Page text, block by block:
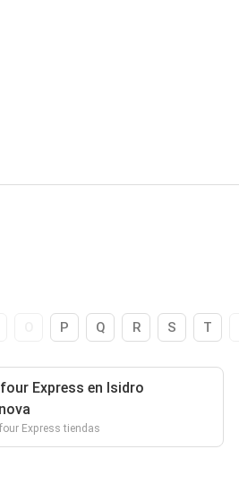
P Q R S T
Express en Isidro
Express tiendas